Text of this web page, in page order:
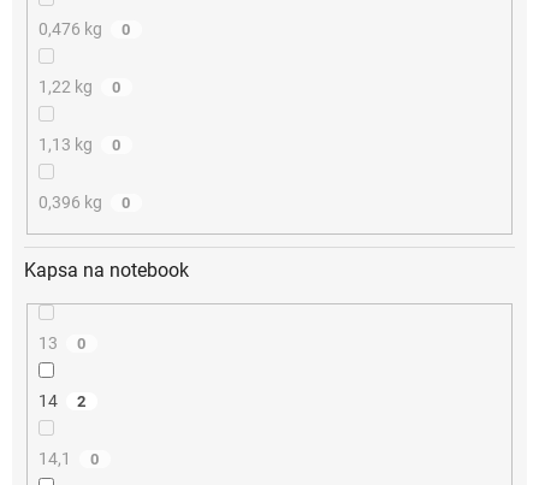
0,476 kg 0
1,22 kg 0
1,13 kg 0
0,396 kg 0
Kapsa na notebook
13 0
14 2
14,1 0